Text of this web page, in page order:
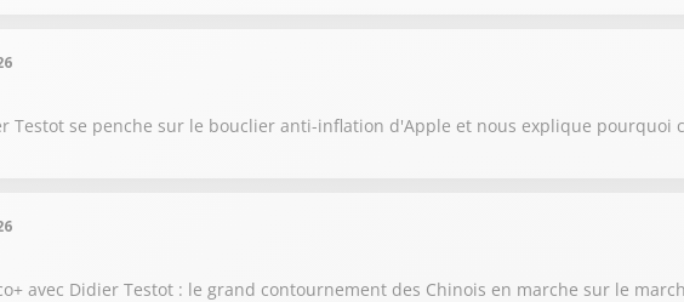
Testot se penche sur le bouclier anti-inflation d'Apple et nous explique pourquoi
avec Didier Testot : le grand contournement des Chinois en marche sur le